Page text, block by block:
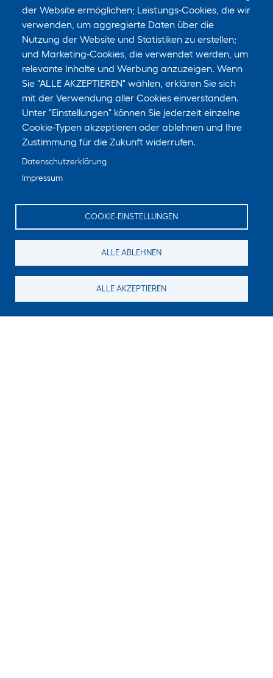
der Website ermöglichen; Leistungs-Cookies, die wir
verwenden, um aggregierte Daten über die
Nutzung der Website und Statistiken zu erstellen;
und Marketing-Cookies, die verwendet werden, um
relevante Inhalte und Werbung anzuzeigen. Wenn
Sie "ALLE AKZEPTIEREN" wählen, erklären Sie sich
mit der Verwendung aller Cookies einverstanden.
Unter "Einstellungen" können Sie jederzeit einzelne
Cookie-Typen akzeptieren oder ablehnen und Ihre
Zustimmung für die Zukunft widerrufen.
Datenschutzerklärung
Impressum
COOKIE-EINSTELLUNGEN
ALLE ABLEHNEN
ALLE AKZEPTIEREN